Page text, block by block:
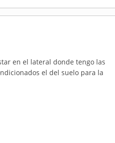
en el lateral donde tengo las
el del suelo para la